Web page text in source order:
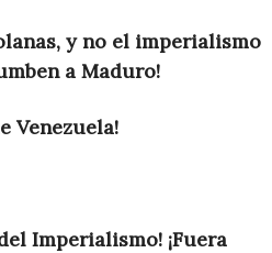
y no el imperialismo
a Maduro!
Venezuela!
Imperialismo! ¡Fuera